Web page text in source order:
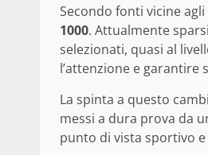
Secondo fonti vicine
1000. Attualmente
selezionati, quasi al
l’attenzione e garantire
La spinta a questo
messi a dura prova da
punto di vista sportivo